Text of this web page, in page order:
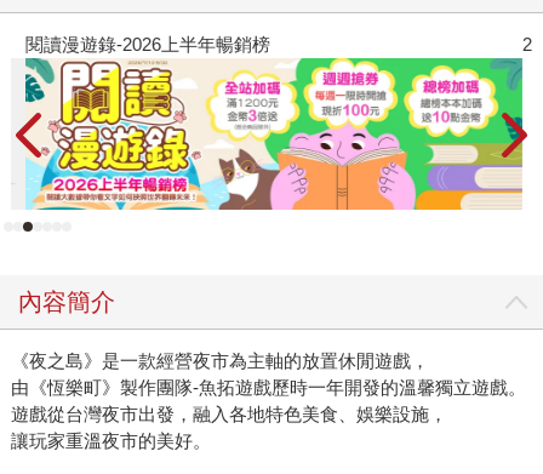
閱讀漫遊錄-2026上半年暢銷榜
內容簡介
《夜之島》是一款經營夜市為主軸的放置休閒遊戲，
由《恆樂町》製作團隊-魚拓遊戲歷時一年開發的溫馨獨立遊戲。
遊戲從台灣夜市出發，融入各地特色美食、娛樂設施，
讓玩家重溫夜市的美好。